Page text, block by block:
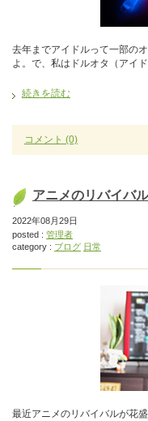
去年までアイドルって一部の
よ。で、私はドルオタ（アイ
続きを読む
コメント (0)
アニメのリバイバ
2022年08月29日
posted : 管理者
category : ブログ 日常
最近アニメのリバイバルが花